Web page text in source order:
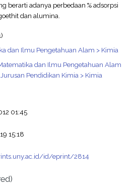
berarti adanya perbedaan % adsorpsi
dan alumina.
dan Ilmu Pengetahuan Alam > Kimia
dan Ilmu Pengetahuan Alam
Jurusan Pendidikan Kimia > Kimia
01:45
15:18
id/eprint/2814